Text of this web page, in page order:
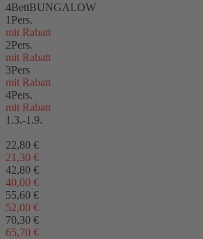
4BettBUNGALOW
1Pers.
mit Rabatt
2Pers.
mit Rabatt
3Pers
mit Rabatt
4Pers.
mit Rabatt
1.3.-1.9.
22,80 €
21,30 €
42,80 €
40,00 €
55,60 €
52,00 €
70,30 €
65,70 €